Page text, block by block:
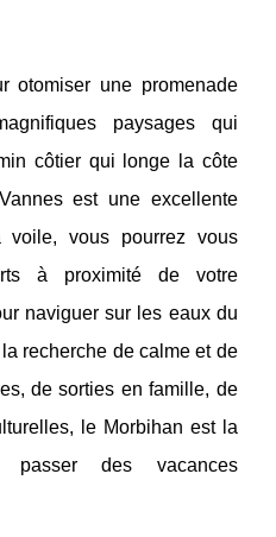
otomiser une promenade
paysages qui
côtier qui longe la côte
est une excellente
vous pourrez vous
à proximité de votre
naviguer sur les eaux du
recherche de calme et de
de sorties en famille, de
le Morbihan est la
passer des vacances